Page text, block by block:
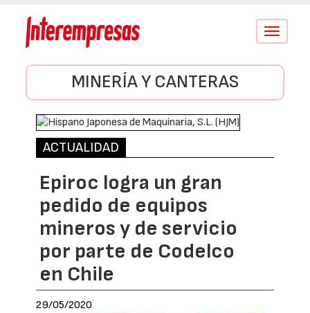
Conmutar
MINERÍA Y CANTERAS
ACTUALIDAD
Epiroc logra un gran
pedido de equipos
mineros y de servicio
por parte de Codelco
en Chile
29/05/2020